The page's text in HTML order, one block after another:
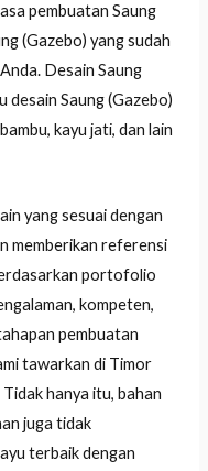
pembuatan Saung
(Gazebo) yang sudah
Desain Saung
desain Saung (Gazebo)
kayu jati, dan lain
yang sesuai dengan
memberikan referensi
portofolio
kompeten,
pembuatan
tawarkan di Timor
hanya itu, bahan
juga tidak
terbaik dengan